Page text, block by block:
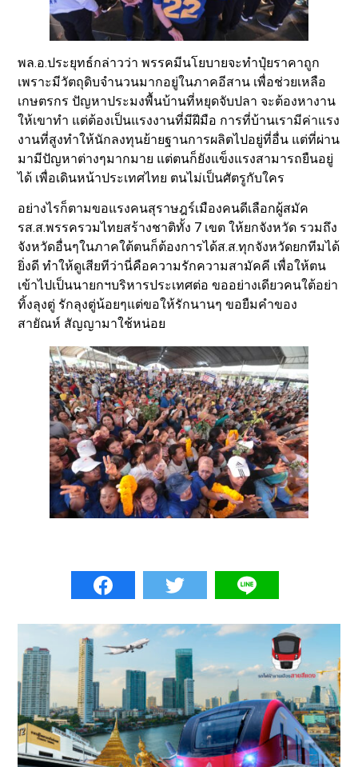
พล.อ.ประยุทธ์กล่าวว่า พรรคมีนโยบายจะทำปุ๋ยราคาถูก
เพราะมีวัตถุดิบจำนวนมากอยู่ในภาคอีสาน เพื่อช่วยเหลือ
เกษตรกร ปัญหาประมงพื้นบ้านที่หยุดจับปลา จะต้องหางาน
ให้เขาทำ แต่ต้องเป็นแรงงานที่มีฝีมือ การที่บ้านเรามีค่าแรง
งานที่สูงทำให้นักลงทุนย้ายฐานการผลิตไปอยู่ที่อื่น แต่ที่ผ่าน
มามีปัญหาต่างๆมากมาย แต่ตนก็ยังแข็งแรงสามารถยืนอยู่
ได้ เพื่อเดินหน้าประเทศไทย ตนไม่เป็นศัตรูกับใคร
อย่างไรก็ตามขอแรงคนสุราษฎร์เมืองคนดีเลือกผู้สมัค
รส.ส.พรรครวมไทยสร้างชาติทั้ง 7 เขต ให้ยกจังหวัด รวมถึง
จังหวัดอื่นๆในภาคใต้ตนก็ต้องการได้ส.ส.ทุกจังหวัดยกทีมได้
ยิ่งดี ทำให้ดูเสียทีว่านี่คือความรักความสามัคคี เพื่อให้ตน
เข้าไปเป็นนายกฯบริหารประเทศต่อ ขออย่างเดียวคนใต้อย่า
ทิ้งลุงตู่ รักลุงตู่น้อยๆแต่ขอให้รักนานๆ ขอยืมคำของ
สายัณห์ สัญญามาใช้หน่อย